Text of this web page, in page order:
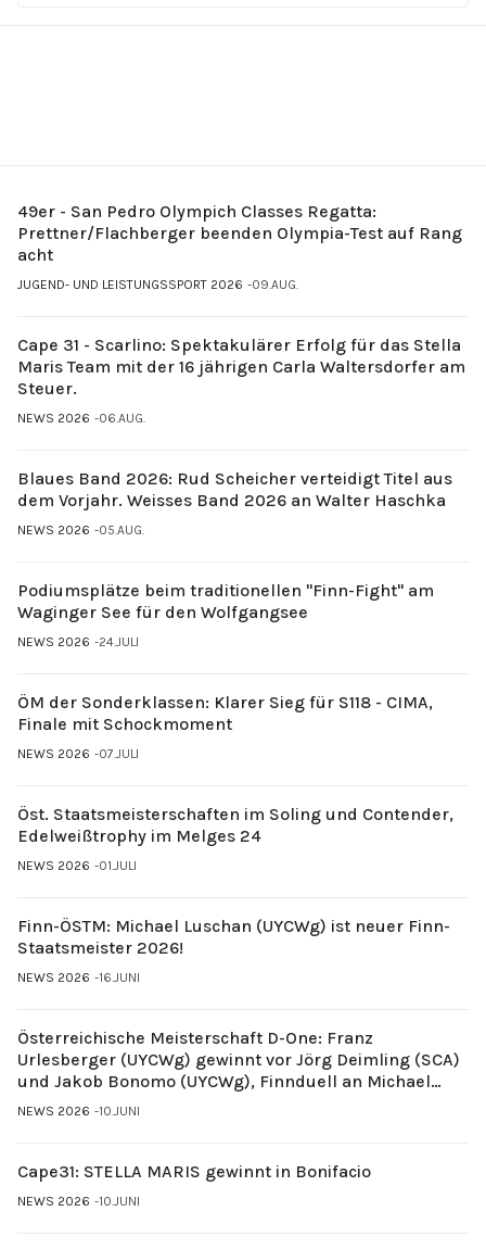
49er - San Pedro Olympich Classes Regatta:
Prettner/Flachberger beenden Olympia-Test auf Rang
acht
JUGEND- UND LEISTUNGSSPORT 2026 09.AUG.
Cape 31 - Scarlino: Spektakulärer Erfolg für das Stella
Maris Team mit der 16 jährigen Carla Waltersdorfer am
Steuer.
NEWS 2026 06.AUG.
Blaues Band 2026: Rud Scheicher verteidigt Titel aus
dem Vorjahr. Weisses Band 2026 an Walter Haschka
NEWS 2026 05.AUG.
Podiumsplätze beim traditionellen "Finn-Fight" am
Waginger See für den Wolfgangsee
NEWS 2026 24.JULI
ÖM der Sonderklassen: Klarer Sieg für S118 - CIMA,
Finale mit Schockmoment
NEWS 2026 07.JULI
Öst. Staatsmeisterschaften im Soling und Contender,
Edelweißtrophy im Melges 24
NEWS 2026 01.JULI
Finn-ÖSTM: Michael Luschan (UYCWg) ist neuer Finn-
Staatsmeister 2026!
NEWS 2026 16.JUNI
Österreichische Meisterschaft D-One: Franz
Urlesberger (UYCWg) gewinnt vor Jörg Deimling (SCA)
und Jakob Bonomo (UYCWg), Finnduell an Michael
Gubi (UYCMo)
NEWS 2026 10.JUNI
Cape31: STELLA MARIS gewinnt in Bonifacio
NEWS 2026 10.JUNI